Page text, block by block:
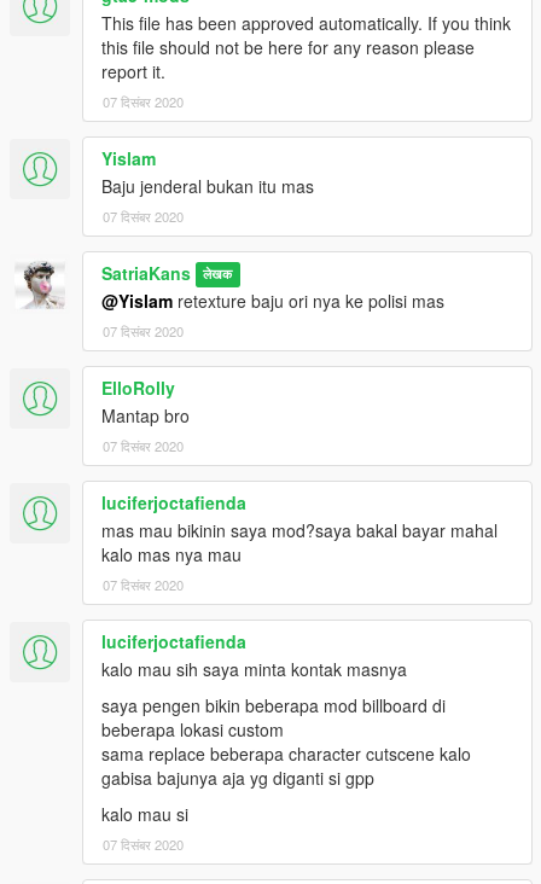
This file has been approved automatically. If you think
this file should not be here for any reason please
report it.
07 दिसंबर 2020
Yislam
Baju jenderal bukan itu mas
07 दिसंबर 2020
SatriaKans लेखक
@Yislam retexture baju ori nya ke polisi mas
07 दिसंबर 2020
ElloRolly
Mantap bro
07 दिसंबर 2020
luciferjoctafienda
mas mau bikinin saya mod?saya bakal bayar mahal
kalo mas nya mau
07 दिसंबर 2020
luciferjoctafienda
kalo mau sih saya minta kontak masnya
saya pengen bikin beberapa mod billboard di
beberapa lokasi custom
sama replace beberapa character cutscene kalo
gabisa bajunya aja yg diganti si gpp
kalo mau si
07 दिसंबर 2020